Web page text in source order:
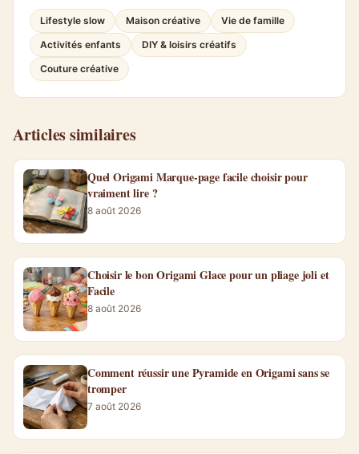
Lifestyle slow Maison créative
Vie de famille
Activités enfants
DIY & loisirs créatifs
Couture créative
Articles similaires
Quel Origami Marque-page facile choisir pour
vraiment lire ?
8 août 2026
Choisir le bon Origami Glace pour un pliage joli et
Facile
8 août 2026
Comment réussir une Pyramide en Origami sans se
tromper
7 août 2026